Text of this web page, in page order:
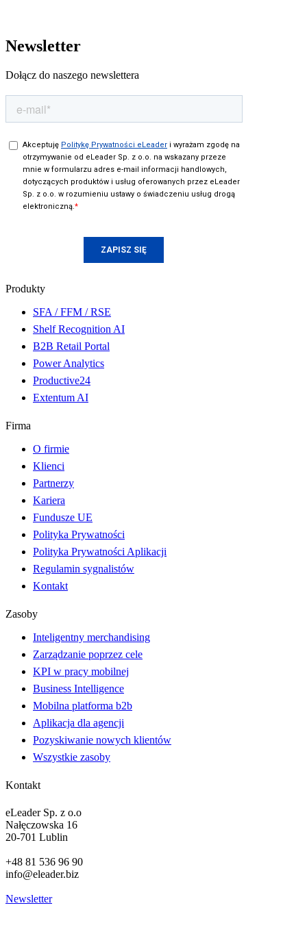
Newsletter
Dołącz do naszego newslettera
Produkty
SFA / FFM / RSE
Shelf Recognition AI
B2B Retail Portal
Power Analytics
Productive24
Extentum AI
Firma
O firmie
Klienci
Partnerzy
Kariera
Fundusze UE
Polityka Prywatności
Polityka Prywatności Aplikacji
Regulamin sygnalistów
Kontakt
Zasoby
Inteligentny merchandising
Zarządzanie poprzez cele
KPI w pracy mobilnej
Business Intelligence
Mobilna platforma b2b
Aplikacja dla agencji
Pozyskiwanie nowych klientów
Wszystkie zasoby
Kontakt
eLeader Sp. z o.o
Nałęczowska 16
20-701 Lublin
+48 81 536 96 90
info@eleader.biz
Newsletter